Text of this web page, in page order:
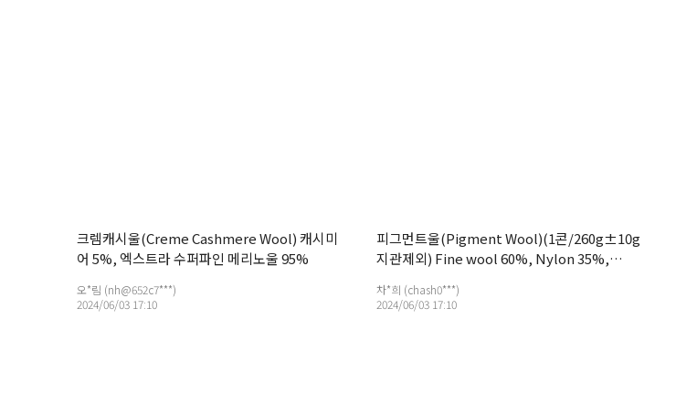
크렘캐시울(Creme Cashmere Wool) 캐시미
어 5%, 엑스트라 수퍼파인 메리노울 95%
오*림 (nh@652c7***)
2024/06/03 17:10
피그먼트울(Pigment Wool)(1콘/260g±10g
지관제외) Fine wool 60%, Nylon 35%,
차*희 (chash0***)
2024/06/03 17:10